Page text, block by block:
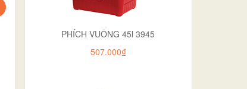
PHÍCH VUÔNG 45l 3945
507.000₫